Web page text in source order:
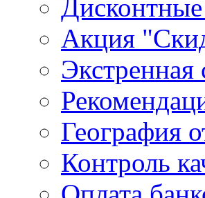
Акция
Экстренная
География
Контроль